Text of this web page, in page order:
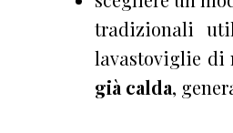
tradizionali
lavastoviglie di
già calda,